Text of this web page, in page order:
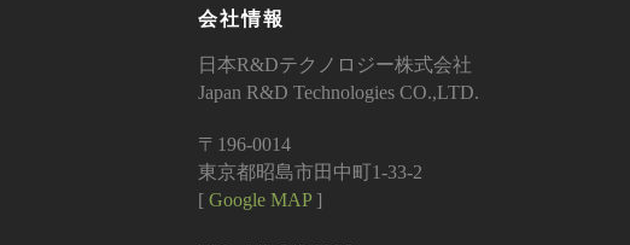
会社情報
日本R&Dテクノロジー株式会社
Japan R&D Technologies CO.,LTD.
〒196-0014
東京都昭島市田中町1-33-2
[Google MAP]